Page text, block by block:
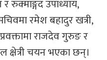
र रुक्माङ्गद उपाध्याय,
रमेश बहादुर खत्री,
राजदेव गुरुङ र
क्षेत्री चयन भएका छन्।